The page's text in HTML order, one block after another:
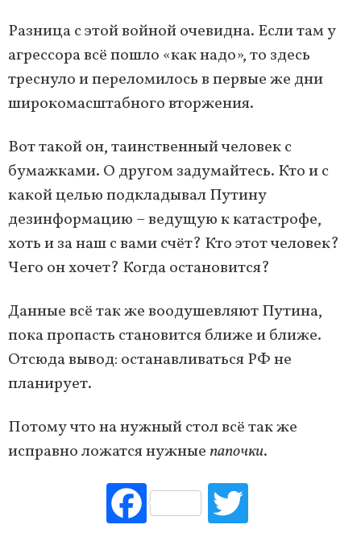
Разница с этой войной очевидна. Если там у
агрессора всё пошло «как надо», то здесь
треснуло и переломилось в первые же дни
широкомасштабного вторжения.
Вот такой он, таинственный человек с
бумажками. О другом задумайтесь. Кто и с
какой целью подкладывал Путину
дезинформацию – ведущую к катастрофе,
хоть и за наш с вами счёт? Кто этот человек?
Чего он хочет? Когда остановится?
Данные всё так же воодушевляют Путина,
пока пропасть становится ближе и ближе.
Отсюда вывод: останавливаться РФ не
планирует.
Потому что на нужный стол всё так же
исправно ложатся нужные папочки.
Fac
ebo